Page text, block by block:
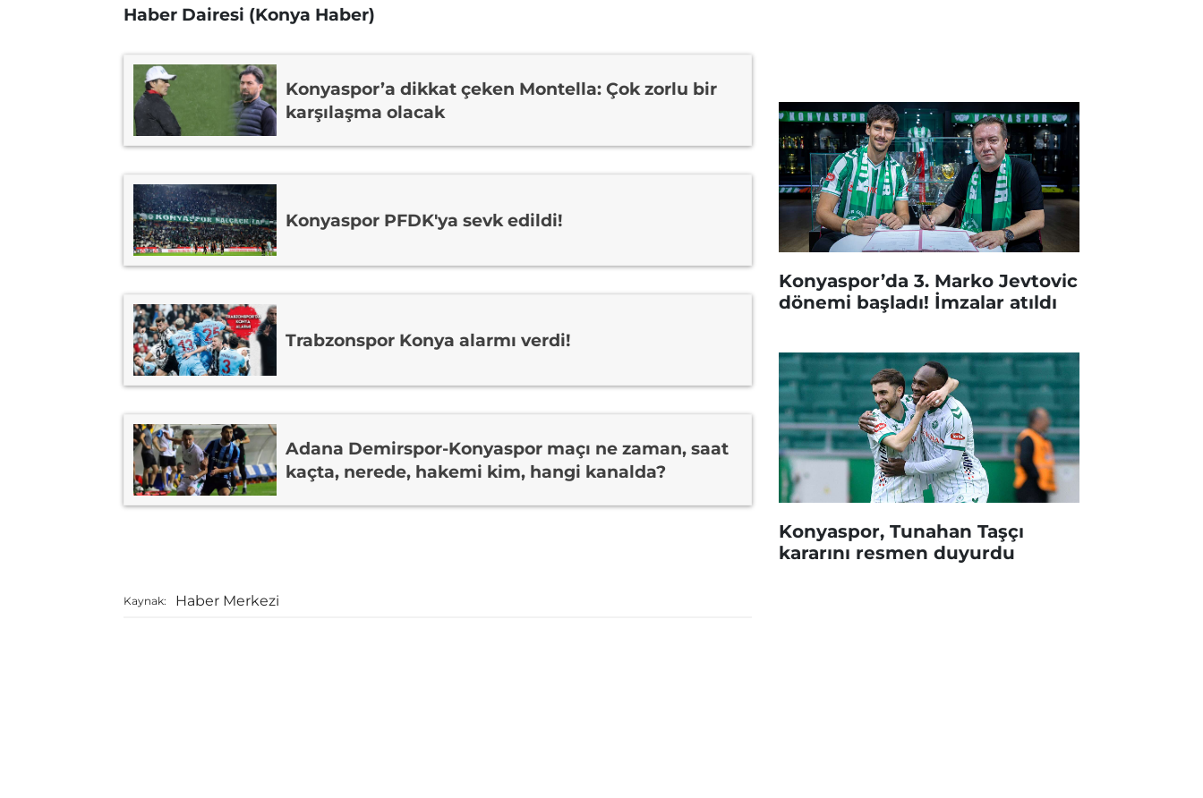
Haber Dairesi (Konya Haber)
Konyaspor’a dikkat çeken Montella: Çok zorlu bir
karşılaşma olacak
Konyaspor PFDK'ya sevk edildi!
Trabzonspor Konya alarmı verdi!
Adana Demirspor-Konyaspor maçı ne zaman, saat
kaçta, nerede, hakemi kim, hangi kanalda?
Kaynak: Haber Merkezi
Konyaspor’da 3. Marko Jevtovic
dönemi başladı! İmzalar atıldı
Konyaspor, Tunahan Taşçı
kararını resmen duyurdu